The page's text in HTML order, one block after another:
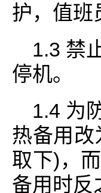
护，值班
1.3 禁
停机。
1.4 为
热备用改
取下)，
备用时反